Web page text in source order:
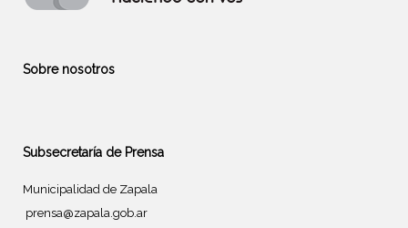
Sobre nosotros
Subsecretaría de Prensa
Municipalidad de Zapala
prensa@zapala.gob.ar